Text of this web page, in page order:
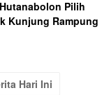
Pilih
Kunjung Rampung
Hari Ini